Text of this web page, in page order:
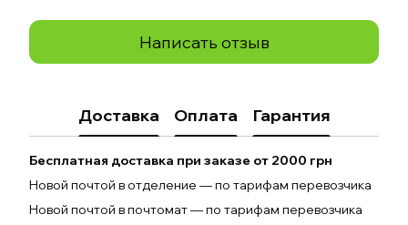
Написать отзыв
Доставка Оплата Гарантия
Бесплатная доставка при заказе от 2000 грн
Новой почтой в отделение — по тарифам перевозчика
Новой почтой в почтомат — по тарифам перевозчика